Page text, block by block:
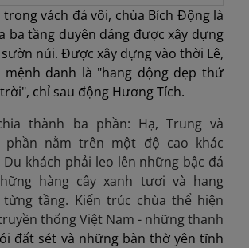
vách đá vôi, chùa Bích Động là
ba tầng duyên dáng được xây dựng
núi. Được xây dựng vào thời Lê,
mệnh danh là "hang động đẹp thứ
chỉ sau động Hương Tích.
thành ba phần: Hạ, Trung và
phần nằm trên một độ cao khác
khách phải leo lên những bậc đá
hàng cây xanh tươi và hang
tầng. Kiến trúc chùa thể hiện
thống Việt Nam - những thanh
đất sét và những bàn thờ yên tĩnh